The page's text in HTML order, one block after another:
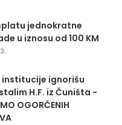
jednokratne
u iznosu od 100 KM
institucije ignorišu
H.F. iz Čuništa -
OGORČENIH